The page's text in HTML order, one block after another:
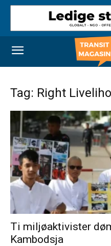
Tag: Right
Ti miljøaktivister
Kambodsja